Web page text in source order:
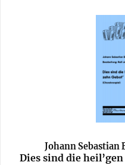
Johann Sebastian
Dies sind die